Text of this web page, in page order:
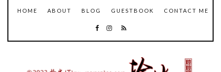
HOME ABOUT BLOG GUESTBOOK CONTACT ME